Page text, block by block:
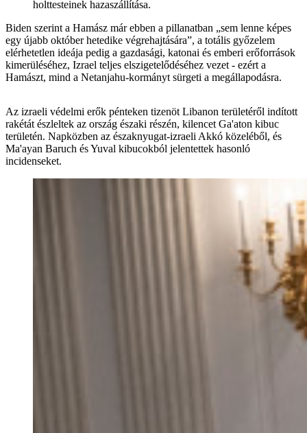
holttesteinek hazaszállítása.
Biden szerint a Hamász már ebben a pillanatban „sem lenne képes
egy újabb október hetedike végrehajtására”, a totális győzelem
elérhetetlen ideája pedig a gazdasági, katonai és emberi erőforrások
kimerüléséhez, Izrael teljes elszigetelődéséhez vezet - ezért a
Hamászt, mind a Netanjahu-kormányt sürgeti a megállapodásra.
Az izraeli védelmi erők pénteken tizenöt Libanon területéről indított
rakétát észleltek az ország északi részén, kilencet Ga'aton kibuc
területén. Napközben az északnyugat-izraeli Akkó közeléből, és
Ma'ayan Baruch és Yuval kibucokból jelentettek hasonló
incidenseket.